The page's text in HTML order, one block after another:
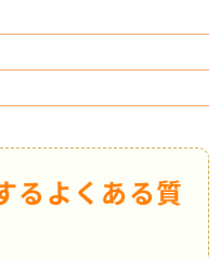
るよくある質